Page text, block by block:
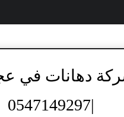
دهانات في
|0547149297